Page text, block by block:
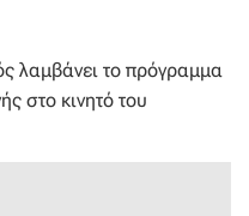
λαμβάνει το πρόγραμμα
στο κινητό του